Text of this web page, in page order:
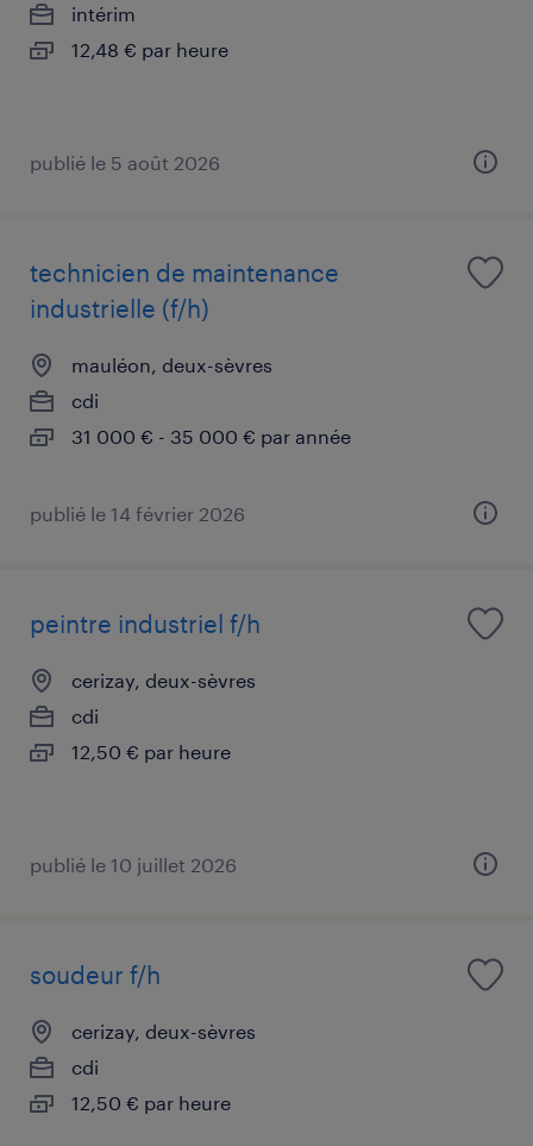
intérim
12,48 € par heure
publié le 5 août 2026
technicien de maintenance
industrielle (f/h)
mauléon, deux-sèvres
cdi
31 000 € - 35 000 € par année
publié le 14 février 2026
peintre industriel f/h
cerizay, deux-sèvres
cdi
12,50 € par heure
publié le 10 juillet 2026
soudeur f/h
cerizay, deux-sèvres
cdi
12,50 € par heure